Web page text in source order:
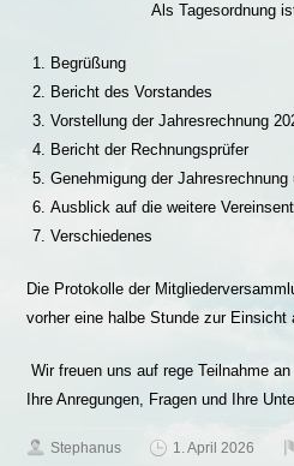
Als Tagesordnung
Begrüßung
Bericht des Vorstandes
Vorstellung der Jahresrechnung
Bericht der Rechnungsprüfer
Genehmigung der
Ausblick auf die weitere
Verschiedenes
Die Protokolle der
vorher eine halbe Stunde zur Einsicht
Wir freuen uns auf rege Teilnahme
Ihre Anregungen, Fragen und Ihre
Stephanus 1. April 2026